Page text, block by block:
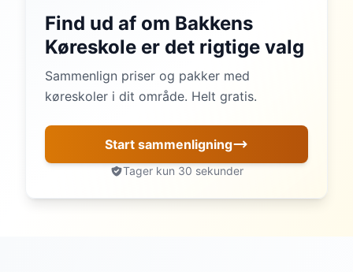
Find ud af om Bakkens
Køreskole er det rigtige valg
Sammenlign priser og pakker med
køreskoler i dit område. Helt gratis.
Start sammenligning
Tager kun 30 sekunder